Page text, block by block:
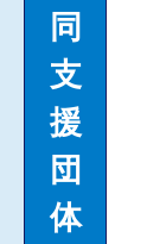
同
支
援
団
体